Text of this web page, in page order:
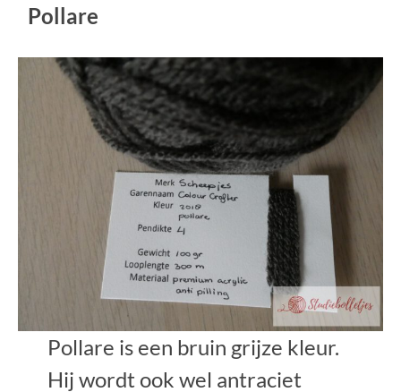
Pollare
Pollare is een bruin grijze kleur.
Hij wordt ook wel antraciet